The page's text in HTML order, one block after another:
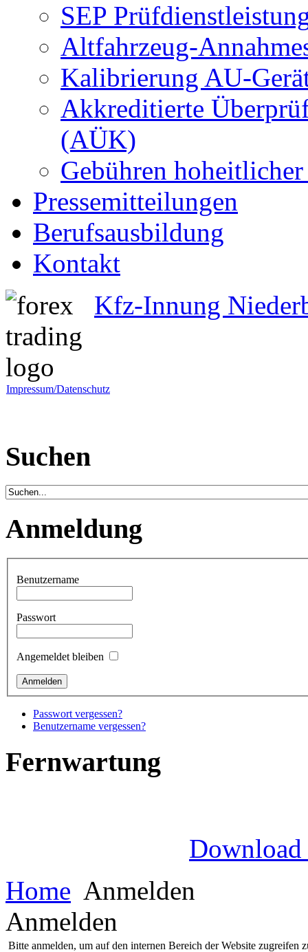
SEP
Altfahrzeug-
Kalibrierung AU-
Akkreditierte
(AÜK)
Gebühren
Pressemitteilungen
Berufsausbildung
Kontakt
Kfz-Innung
Impressum/Datenschutz
Suchen
Anmeldung
Benutzername
Passwort
Angemeldet bleiben
Passwort vergessen?
Benutzername vergessen?
Fernwartung
Download
Home Anmelden
Anmelden
Bitte anmelden, um auf den internen Bereich der Website zugreifen